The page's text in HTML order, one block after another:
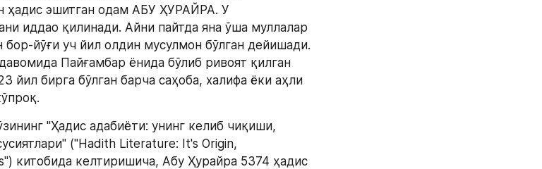
ҳадис эшитган одам АБУ ҲУРАЙРА. У
иддао қилинади. Айни пайтда яна ўша муллалар
йўғи уч йил олдин мусулмон бўлган дейишади.
Пайғамбар ёнида бўлиб ривоят қилган
йил бирга бўлган барча саҳоба, халифа ёки аҳли
"Ҳадис адабиёти: унинг келиб чиқиши,
("Hadith Literature: It's Origin,
китобида келтиришича, Абу Ҳурайра 5374 ҳадис